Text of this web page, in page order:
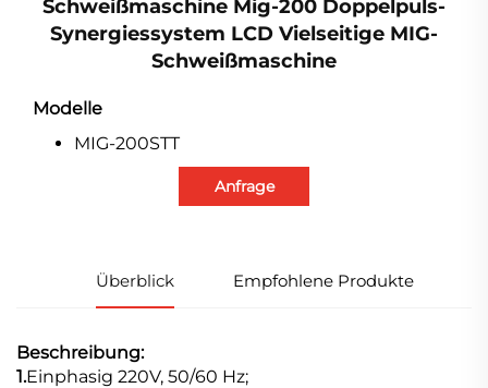
Schweißmaschine Mig-200 Doppelpuls-
Synergiessystem LCD Vielseitige MIG-
Schweißmaschine
Modelle
MIG-200STT
Anfrage
Überblick Empfohlene Produkte
Beschreibung:
1.Einphasig 220V, 50/60 Hz;